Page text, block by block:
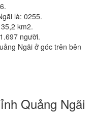
là: 0255.
km2.
người.
Ngãi ở góc trên bên
Quảng Ngãi